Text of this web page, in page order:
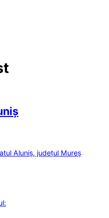
Aluniș, județul Mureș